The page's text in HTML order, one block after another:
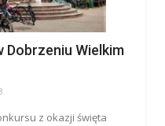
Dobrzeniu Wielkim
z okazji święta